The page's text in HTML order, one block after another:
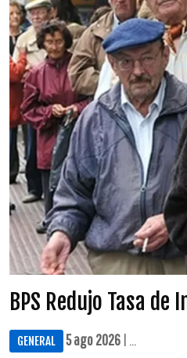
BPS Redujo Tasa
GENERAL 5 ago 2026 | ...